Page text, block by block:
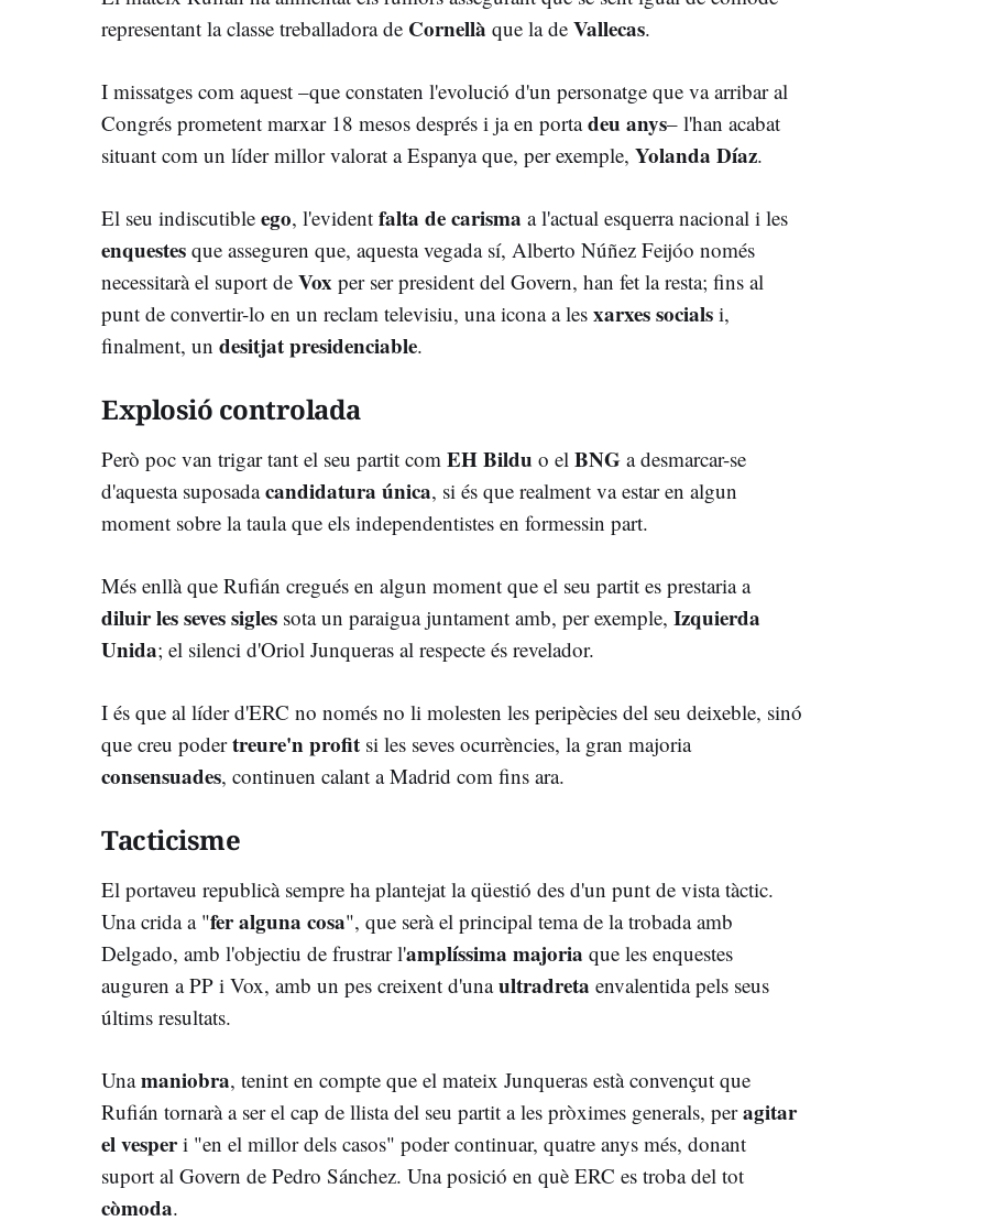
representant la classe treballadora de Cornellà que la de Vallecas.
I missatges com aquest –que constaten l'evolució d'un personatge que va arribar al
Congrés prometent marxar 18 mesos després i ja en portadeu anys– l'han acabat
situant com un líder millor valorat a Espanya que, per exemple, Yolanda Díaz.
El seu indiscutible ego, l'evident falta de carisma a l'actual esquerra nacional i les
enquestes que asseguren que, aquesta vegada sí, Alberto Núñez Feijóo només
necessitarà el suport de Vox per ser president del Govern, han fet la resta; fins al
punt de convertir-lo en un reclam televisiu, una icona a les xarxes socials i,
finalment, un desitjat presidenciable.
Explosió controlada
Però poc van trigar tant el seu partit com EH Bildu o el BNG a desmarcar-se
d'aquesta suposadacandidatura única, si és que realment va estar en algun
moment sobre la taula que els independentistes en formessin part.
Més enllà que Rufián cregués en algun moment que el seu partit es prestaria a
diluir les seves sigles sota un paraigua juntament amb, per exemple, Izquierda
Unida; el silenci d'Oriol Junqueras al respecte és revelador.
I és que al líder d'ERC no només no li molesten les peripècies del seu deixeble, sinó
que creu podertreure'n profit si les seves ocurrències, la gran majoria
consensuades, continuen calant a Madrid com fins ara.
Tacticisme
El portaveu republicà sempre ha plantejat la qüestió des d'un punt de vista tàctic.
Una crida a "fer alguna cosa", que serà el principal tema de la trobada amb
Delgado, amb l'objectiu de frustrar l'amplíssima majoria que les enquestes
auguren a PP i Vox, amb un pes creixent d'unaultradreta envalentida pels seus
últims resultats.
Unamaniobra, tenint en compte que el mateix Junqueras està convençut que
Rufián tornarà a ser el cap de llista del seu partit a les pròximes generals, peragitar
el vesperi "en el millor dels casos" poder continuar, quatre anys més, donant
suport al Govern de Pedro Sánchez. Una posició en què ERC es troba del tot
còmoda.